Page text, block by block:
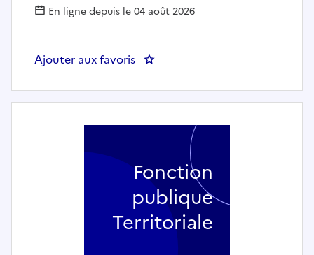
En ligne depuis le 04 août 2026
Ajouter aux favoris : Agent de Restauration H/F 70
Fonction
publique
Territoriale